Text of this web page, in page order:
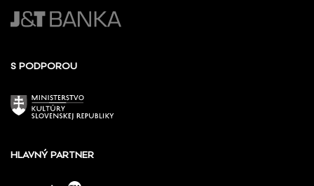
S PODPOROU
HLAVNÝ PARTNER